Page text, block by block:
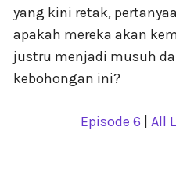
yang kini retak,
apakah mereka akan
justru menjadi musuh
kebohongan ini?
Episode 6 | All